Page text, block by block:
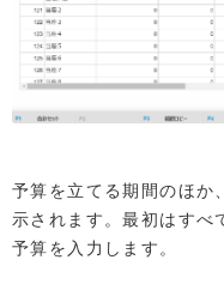
予算を立てる期間のほか
示されます。最初はすべ
予算を入力します。